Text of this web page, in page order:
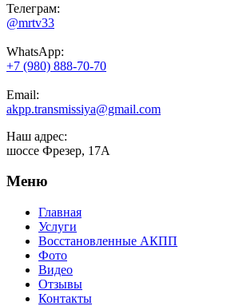
Телеграм:
@mrtv33
WhatsApp:
+7 (980) 888-70-70
Email:
akpp.transmissiya@gmail.com
Наш адрес:
шоссе Фрезер, 17А
Меню
Главная
Услуги
Восстановленные АКПП
Фото
Видео
Отзывы
Контакты